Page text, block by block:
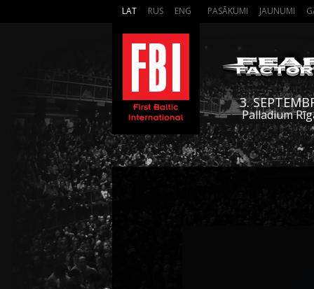
LAT RUS ENG PASĀKUMI JAUNUMI
3.
Palladium